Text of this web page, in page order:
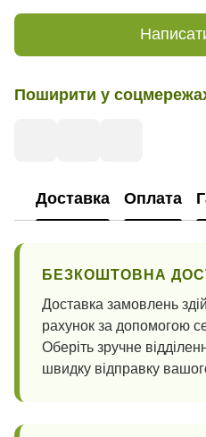
Поширити у
Доставка Оплата
БЕЗКОШТОВНА
Доставка замовлень
рахунок за допомогою
Оберіть зручне
швидку відправку